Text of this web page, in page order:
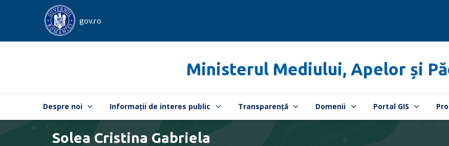
gov.ro
Ministerul Mediului, Apelor și
Despre noi Informații de interes public Transparență Domenii Portal GIS
Solea Cristina Gabriela